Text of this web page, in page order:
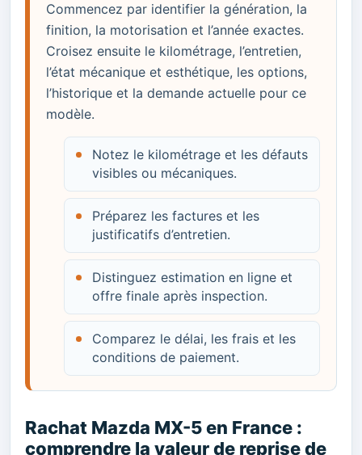
Commencez par identifier la génération, la
finition, la motorisation et l’année exactes.
Croisez ensuite le kilométrage, l’entretien,
l’état mécanique et esthétique, les options,
l’historique et la demande actuelle pour ce
modèle.
Notez le kilométrage et les défauts
visibles ou mécaniques.
Préparez les factures et les
justificatifs d’entretien.
Distinguez estimation en ligne et
offre finale après inspection.
Comparez le délai, les frais et les
conditions de paiement.
Rachat Mazda MX-5 en France :
comprendre la valeur de reprise de